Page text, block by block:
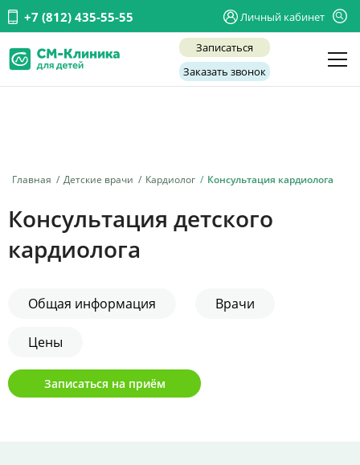
+7 (812) 435-55-55 Личный кабинет
Записаться
Заказать звонок
Главная Детские врачи Кардиолог Консультация кардиолога
Консультация детского
кардиолога
Общая информация Врачи
Цены
Записаться на приём
Услуги
Заболевания
О нас
Акции
Контакты